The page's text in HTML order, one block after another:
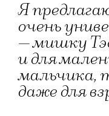
Я
очень
— мишку
и для
мальчика,
даже для